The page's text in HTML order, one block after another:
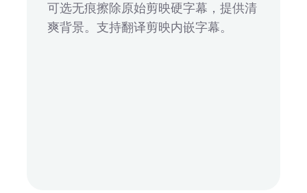
可选无痕擦除原始剪映硬字幕，提供清
爽背景。支持翻译剪映内嵌字幕。